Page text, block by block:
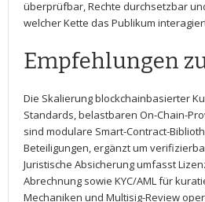
überprüfbar, Rechte⁣ durchsetzbar
welcher ‌Kette⁤ das ‌Publikum
Empfehlungen‌
Die Skalierung blockchainbasierter
Standards, belastbaren ⁢On-Chain-
sind ​modulare Smart-Contract-
Beteiligungen,⁤ ergänzt um
Juristische Absicherung umfasst
Abrechnung⁤ sowie KYC/AML ⁣für⁣
Mechaniken ‍und Multisig-Review‍